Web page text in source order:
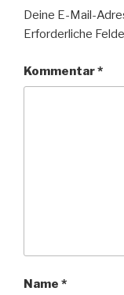
Deine E-Mail-
Erforderliche
Kommentar*
Name *